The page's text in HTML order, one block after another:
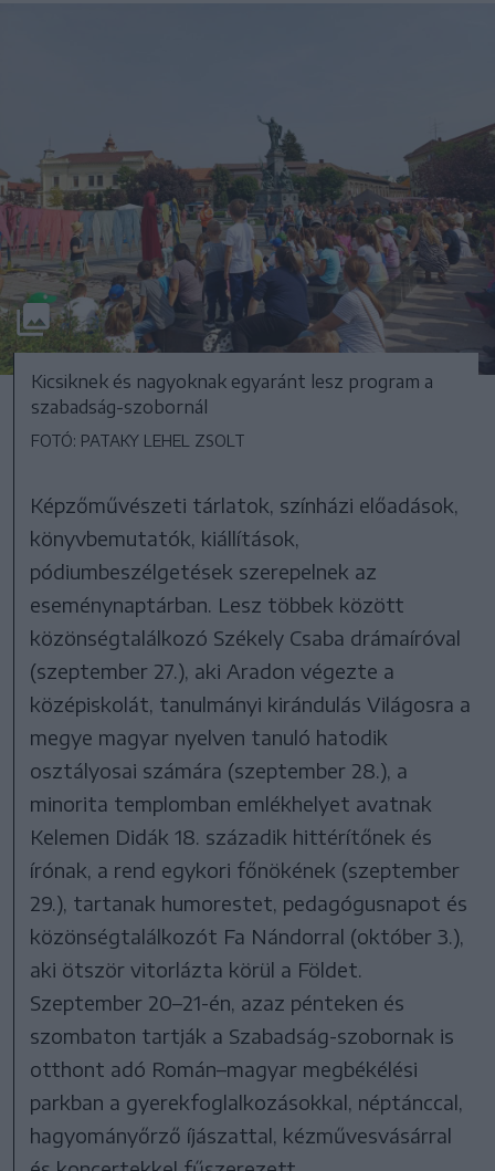
Kicsiknek és nagyoknak egyaránt lesz program a
szabadság-szobornál
FOTÓ: PATAKY LEHEL ZSOLT
Képzőművészeti tárlatok, színházi előadások,
könyvbemutatók, kiállítások,
pódiumbeszélgetések szerepelnek az
eseménynaptárban. Lesz többek között
közönségtalálkozó Székely Csaba drámaíróval
(szeptember 27.), aki Aradon végezte a
középiskolát, tanulmányi kirándulás Világosra a
megye magyar nyelven tanuló hatodik
osztályosai számára (szeptember 28.), a
minorita templomban emlékhelyet avatnak
Kelemen Didák 18. századik hittérítőnek és
írónak, a rend egykori főnökének (szeptember
29.), tartanak humorestet, pedagógusnapot és
közönségtalálkozót Fa Nándorral (október 3.),
aki ötször vitorlázta körül a Földet.
Szeptember 20–21-én, azaz pénteken és
szombaton tartják a Szabadság-szobornak is
otthont adó Román–magyar megbékélési
parkban a gyerekfoglalkozásokkal, néptánccal,
hagyományőrző íjászattal, kézművesvásárral